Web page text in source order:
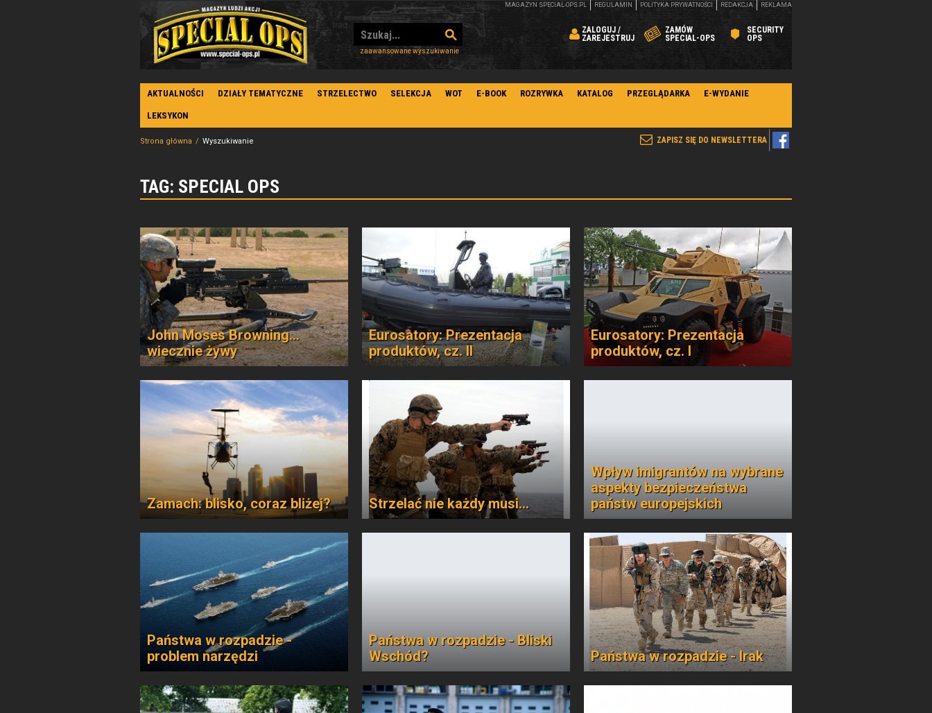
zaawansowane wyszukiwanie
ZALOGUJ /
ZAREJESTRUJ
ZAMÓW
SPECIAL-OPS
SECURITY
OPS
MAGAZYN SPECIAL-OPS.PL REGULAMIN POLITYKA PRYWATNOŚCI REDAKCJA REKLAMA
AKTUALNOŚCI DZIAŁY TEMATYCZNE STRZELECTWO SELEKCJA WOT E-BOOK ROZRYWKA KATALOG PRZEGLĄDARKA E-WYDANIE
LEKSYKON
ZAPISZ SIĘ DO NEWSLETTERA
Strona główna Wyszukiwanie
TAG: SPECIAL OPS
John Moses Browning...
wiecznie żywy
Eurosatory: Prezentacja
produktów, cz. II
Eurosatory: Prezentacja
produktów, cz. I
Zamach: blisko, coraz bliżej? Strzelać nie każdy musi...
Wpływ imigrantów na wybrane
aspekty bezpieczeństwa
państw europejskich
Państwa w rozpadzie -
problem narzędzi
Państwa w rozpadzie - Bliski
Wschód?
Państwa w rozpadzie - Irak